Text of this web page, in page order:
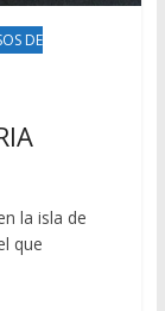
DE
la isla de
que